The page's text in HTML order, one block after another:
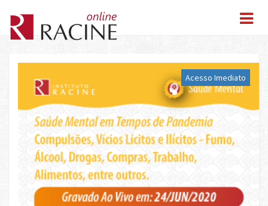
Acesso Imediato